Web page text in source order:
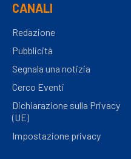
CANALI
Redazione
Pubblicità
Segnala una notizia
Cerco Eventi
Dichiarazione sulla Privacy
(UE)
Impostazione privacy